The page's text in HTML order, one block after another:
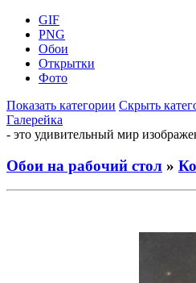
GIF
PNG
Обои
Открытки
Фото
Показать категории Скрыть
Галерейка
- это удивительный мир
Обои на рабочий стол »